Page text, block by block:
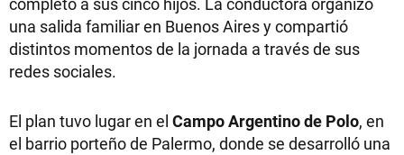
una salida familiar en Buenos Aires y compartió
distintos momentos de la jornada a través de sus
redes sociales.
El plan tuvo lugar en el Campo Argentino de Polo, en
el barrio porteño de Palermo, donde se desarrolló una